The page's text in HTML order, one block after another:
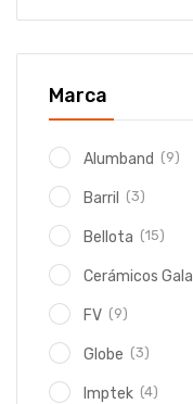
Marca
Alumband (9)
Barril (3)
Bellota (15)
Cerámicos Gala
FV (9)
Globe (3)
Imptek (4)